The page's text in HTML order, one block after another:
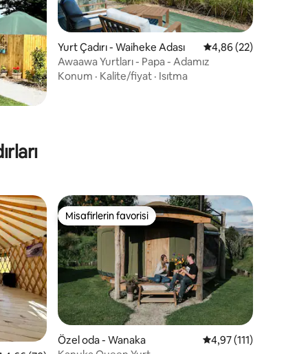
Yurt Çadırı - Waiheke Adası 5 üzerinden
4,86 (22)
Awaawa Yurtları - Papa - Adamız
Konum · Kalite/fiyat · Isıtma
Misafirlerin favorisi
Misafirlerin favorisi
Özel oda - Wanaka 5 üzerinden ortalama
4,97 (111)